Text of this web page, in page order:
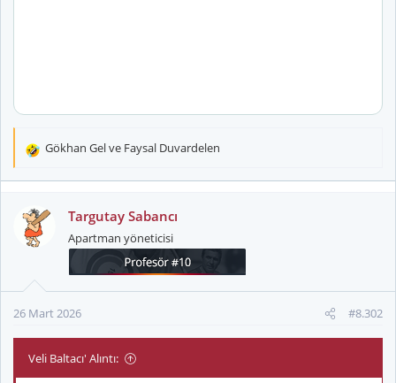
T
k
i
l
Gökhan Gelve Faysal Duvardelen
Targutay Sabancı
Apartman yöneticisi
26 Mart 2026 #8.302
Veli Baltacı' Alıntı: